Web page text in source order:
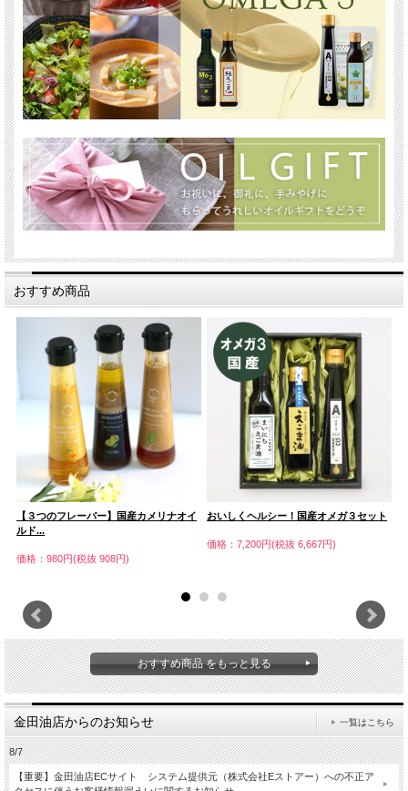
おすすめ商品
【３つのフレーバー】国産カメリナオイ
ルド...
価格：980円(税抜 908円)
おいしくヘルシー！国産オメガ３セット
価格：7,200円(税抜 6,667円)
おすすめ商品 をもっと見る
金田油店からのお知らせ 一覧はこちら
8/7
【重要】金田油店ECサイト システム提供元（株式会社Eストアー）への不正ア